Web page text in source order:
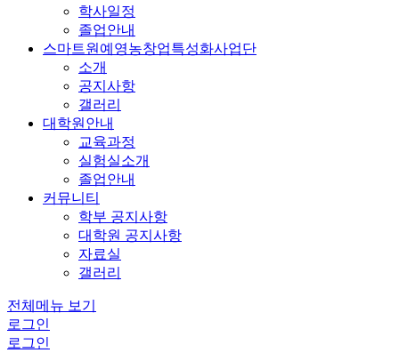
학사일정
졸업안내
스마트원예영농창업특성화사업단
소개
공지사항
갤러리
대학원안내
교육과정
실험실소개
졸업안내
커뮤니티
학부 공지사항
대학원 공지사항
자료실
갤러리
전체메뉴 보기
로그인
로그인